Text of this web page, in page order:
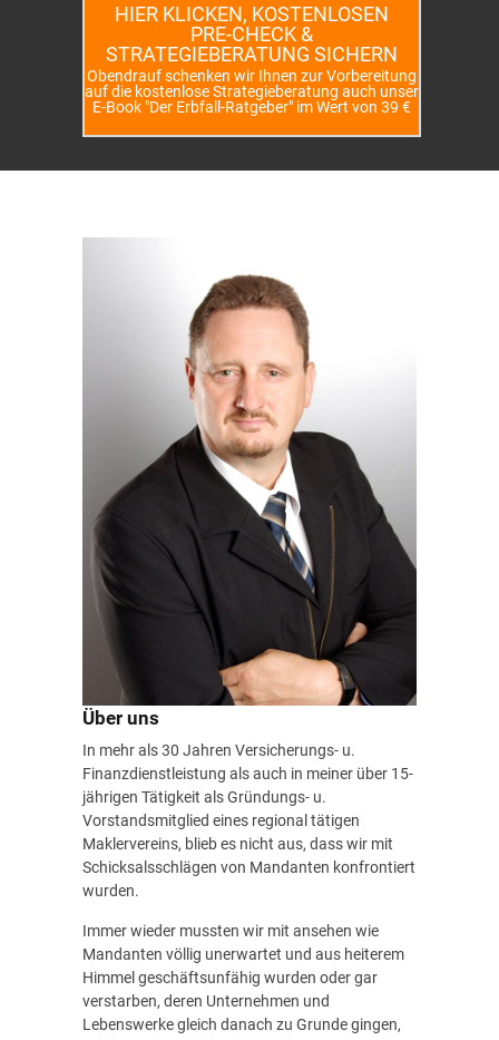
HIER KLICKEN, KOSTENLOSEN
PRE-CHECK &
STRATEGIEBERATUNG SICHERN
Obendrauf schenken wir Ihnen zur Vorbereitung
auf die kostenlose Strategieberatung auch unser
E-Book "Der Erbfall-Ratgeber" im Wert von 39 €
Über uns
In mehr als 30 Jahren Versicherungs- u.
Finanzdienstleistung als auch in meiner über 15-
jährigen Tätigkeit als Gründungs- u.
Vorstandsmitglied eines regional tätigen
Maklervereins, blieb es nicht aus, dass wir mit
Schicksalsschlägen von Mandanten konfrontiert
wurden.
Immer wieder mussten wir mit ansehen wie
Mandanten völlig unerwartet und aus heiterem
Himmel geschäftsunfähig wurden oder gar
verstarben, deren Unternehmen und
Lebenswerke gleich danach zu Grunde gingen,